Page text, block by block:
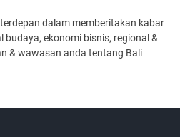
dalam memberitakan kabar
budaya, ekonomi bisnis, regional &
& wawasan anda tentang Bali